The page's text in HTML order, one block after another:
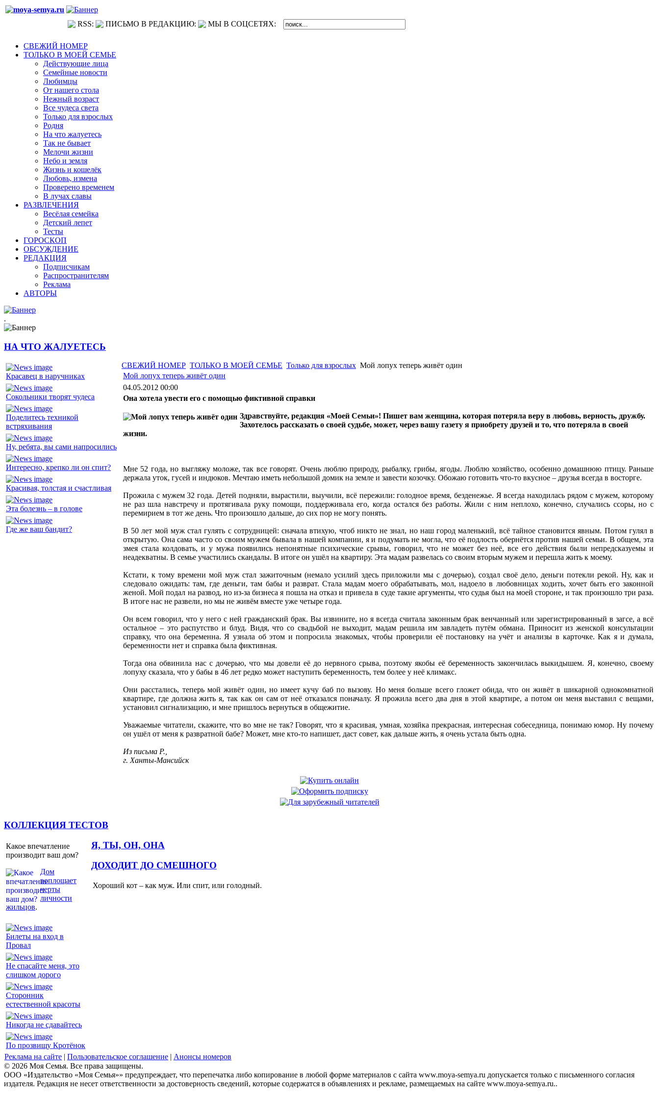
RSS: ПИСЬМО В РЕДАКЦИЮ: МЫ В СОЦСЕТЯХ:
СВЕЖИЙ НОМЕР
ТОЛЬКО В МОЕЙ СЕМЬЕ
Действующие лица
Семейные новости
Любимцы
От нашего стола
Нежный возраст
Все чудеса света
Только для взрослых
Родня
На что жалуетесь
Так не бывает
Мелочи жизни
Небо и земля
Жизнь и кошелёк
Любовь, измена
Проверено временем
В лучах славы
РАЗВЛЕЧЕНИЯ
Весёлая семейка
Детский лепет
Тесты
ГОРОСКОП
ОБСУЖДЕНИЕ
РЕДАКЦИЯ
Подписчикам
Распространителям
Реклама
АВТОРЫ
.
НА ЧТО ЖАЛУЕТЕСЬ
Красавец в наручниках
Сокольники творят чудеса
Поделитесь техникой
встряхивания
Ну, ребята, вы сами напросились
Интересно, крепко ли он спит?
Красивая, толстая и счастливая
Эта болезнь – в голове
Где же ваш бандит?
СВЕЖИЙ НОМЕР ТОЛЬКО В МОЕЙ СЕМЬЕ Только для взрослых Мой лопух теперь живёт один
Мой лопух теперь живёт один
04.05.2012 00:00
Она хотела увести его с помощью фиктивной справки
Здравствуйте, редакция «Моей Семьи»! Пишет вам женщина, которая потеряла веру в любовь, верность, дружбу.
Захотелось рассказать о своей судьбе, может, через вашу газету я приобрету друзей и то, что потеряла в своей
жизни.
Мне 52 года, но выгляжу моложе, так все говорят. Очень люблю природу, рыбалку, грибы, ягоды. Люблю хозяйство, особенно домашнюю птицу. Раньше
держала уток, гусей и индюков. Мечтаю иметь небольшой домик на земле и завести козочку. Обожаю готовить что-то вкусное – друзья всегда в восторге.
Прожила с мужем 32 года. Детей подняли, вырастили, выучили, всё пережили: голодное время, безденежье. Я всегда находилась рядом с мужем, которому
не раз шла навстречу и протягивала руку помощи, поддерживала его, когда остался без работы. Жили с ним неплохо, конечно, случались ссоры, но с
перемирием в тот же день. Что произошло дальше, до сих пор не могу понять.
В 50 лет мой муж стал гулять с сотрудницей: сначала втихую, чтоб никто не знал, но наш город маленький, всё тайное становится явным. Потом гулял в
открытую. Она сама часто со своим мужем бывала в нашей компании, я и подумать не могла, что её подлость обернётся против нашей семьи. В общем, эта
змея стала колдовать, и у мужа появились непонятные психические срывы, говорил, что не может без неё, все его действия были непредсказуемы и
неадекватны. В семье участились скандалы. В итоге он ушёл на квартиру. Эта мадам развелась со своим вторым мужем и перешла жить к моему.
Кстати, к тому времени мой муж стал зажиточным (немало усилий здесь приложили мы с дочерью), создал своё дело, деньги потекли рекой. Ну, как и
следовало ожидать: там, где деньги, там бабы и разврат. Стала мадам моего обрабатывать, мол, надоело в любовницах ходить, хочет быть его законной
женой. Мой подал на развод, но из-за бизнеса я пошла на отказ и привела в суде такие аргументы, что судья был на моей стороне, и так произошло три раза.
В итоге нас не развели, но мы не живём вместе уже четыре года.
Он всем говорил, что у него с ней гражданский брак. Вы извините, но я всегда считала законным брак венчанный или зарегистрированный в загсе, а всё
остальное – это распутство и блуд. Видя, что со свадьбой не выходит, мадам решила им завладеть путём обмана. Приносит из женской консультации
справку, что она беременна. Я узнала об этом и попросила знакомых, чтобы проверили её постановку на учёт и анализы в карточке. Как я и думала,
беременности нет и справка была фиктивная.
Тогда она обвинила нас с дочерью, что мы довели её до нервного срыва, поэтому якобы её беременность закончилась выкидышем. Я, конечно, своему
лопуху сказала, что у бабы в 46 лет редко может наступить беременность, тем более у неё климакс.
Они расстались, теперь мой живёт один, но имеет кучу баб по вызову. Но меня больше всего гложет обида, что он живёт в шикарной однокомнатной
квартире, где должна жить я, так как он сам от неё отказался поначалу. Я прожила всего два дня в этой квартире, а потом он меня выставил с вещами,
установил сигнализацию, и мне пришлось вернуться в общежитие.
Уважаемые читатели, скажите, что во мне не так? Говорят, что я красивая, умная, хозяйка прекрасная, интересная собеседница, понимаю юмор. Ну почему
он ушёл от меня к развратной бабе? Может, мне кто-то напишет, даст совет, как дальше жить, я очень устала быть одна.
Из письма Р.,
г. Ханты-Мансийск
КОЛЛЕКЦИЯ ТЕСТОВ
Какое впечатление
производит ваш дом?
Дом
воплощает
черты
личности
жильцов.
Я, ТЫ, ОН, ОНА
Билеты на вход в
Провал
Не спасайте меня, это
слишком дорого
Сторонник
естественной красоты
Никогда не сдавайтесь
По прозвищу Кротёнок
ДОХОДИТ ДО СМЕШНОГО
Хороший кот – как муж. Или спит, или голодный.
Реклама на сайте | Пользовательское соглашение | Анонсы номеров
© 2026 Моя Семья. Все права защищены.
ООО «Издательство «Моя Семья»» предупреждает, что перепечатка либо копирование в любой форме материалов с сайта www.moya-semya.ru допускается только с письменного согласия
издателя. Редакция не несет ответственности за достоверность сведений, которые содержатся в объявлениях и рекламе, размещаемых на сайте www.moya-semya.ru..